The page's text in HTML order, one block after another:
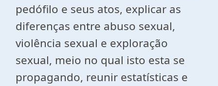
pedófilo e seus atos, explicar as
diferenças entre abuso sexual,
violência sexual e exploração
sexual, meio no qual isto esta se
propagando, reunir estatísticas e